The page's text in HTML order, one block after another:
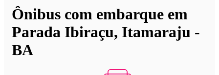
Ônibus com embarque em
Parada Ibiraçu, Itamaraju -
BA